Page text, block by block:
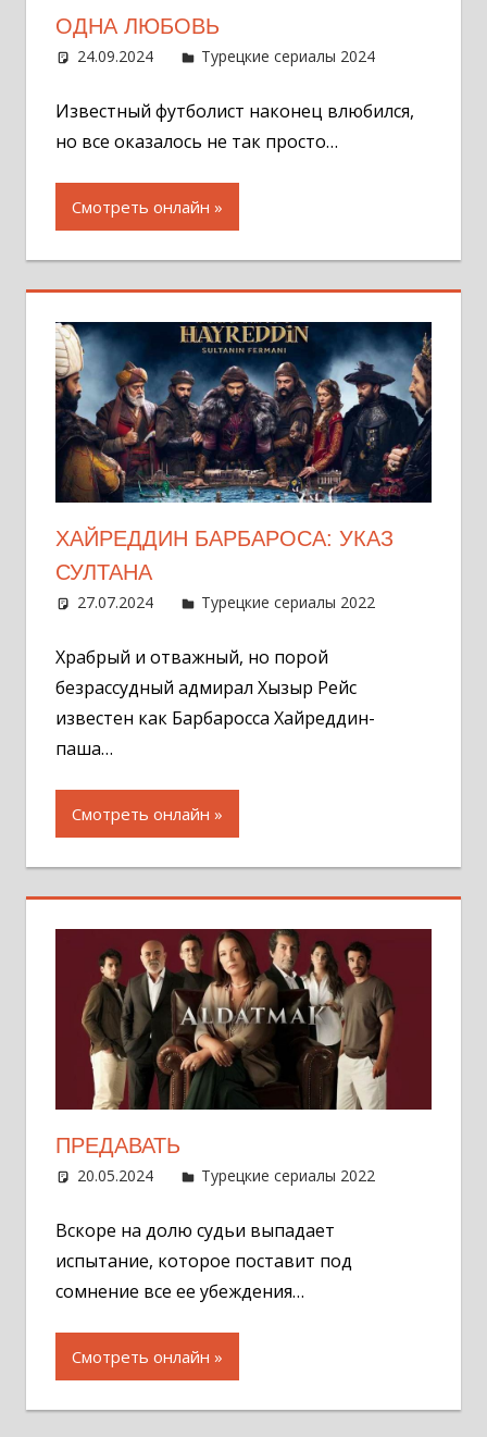
ОДНА ЛЮБОВЬ
24.09.2024 Администратор
Турецкие сериалы 2024
Известный футболист наконец влюбился,
но все оказалось не так просто…
Смотреть онлайн
ХАЙРЕДДИН БАРБАРОСА: УКАЗ
СУЛТАНА
27.07.2024 Администратор
Турецкие сериалы 2022
Храбрый и отважный, но порой
безрассудный адмирал Хызыр Рейс
известен как Барбаросса Хайреддин-
паша…
Смотреть онлайн
ПРЕДАВАТЬ
20.05.2024 Администратор
Турецкие сериалы 2022
Вскоре на долю судьи выпадает
испытание, которое поставит под
сомнение все ее убеждения…
Смотреть онлайн